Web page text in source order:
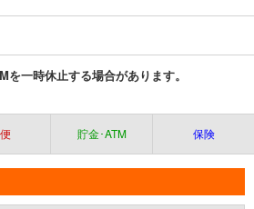
を一時休止する場合があります。
貯金･ATM 保険